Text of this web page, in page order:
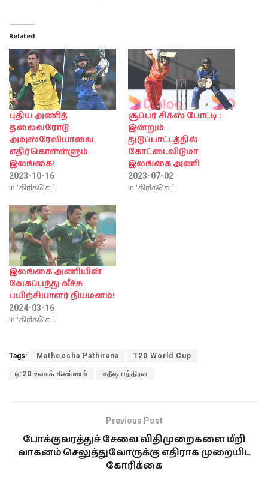
Related
புதிய அணித்
தலைவரோடு
அவுஸ்ரேலியாவை
எதிர்கொள்ள்ளும்
இலங்கை!
2023-10-16
In "கிரிக்கெட்"
சூப்பர் சிக்ஸ் போட்டி :
இன்றும்
துடுப்பாட்டத்தில்
கோட்டைவிடுமா
இலங்கை அணி
2023-07-02
In "கிரிக்கெட்"
இலங்கை அணியின்
வேகப்பந்து வீச்சு
பயிற்சியாளர் நியமனம்!
2024-03-16
In "கிரிக்கெட்"
Tags: Matheesha Pathirana T20 World Cup
டி:20 உலகக் கிண்ணம் மதீஷ பத்திரன
Previous Post
போக்குவரத்துச் சேவை விதிமுறைகளை மீறி
வாகனம் செலுத்துவோருக்கு எதிராக முறையிட
கோரிக்கை